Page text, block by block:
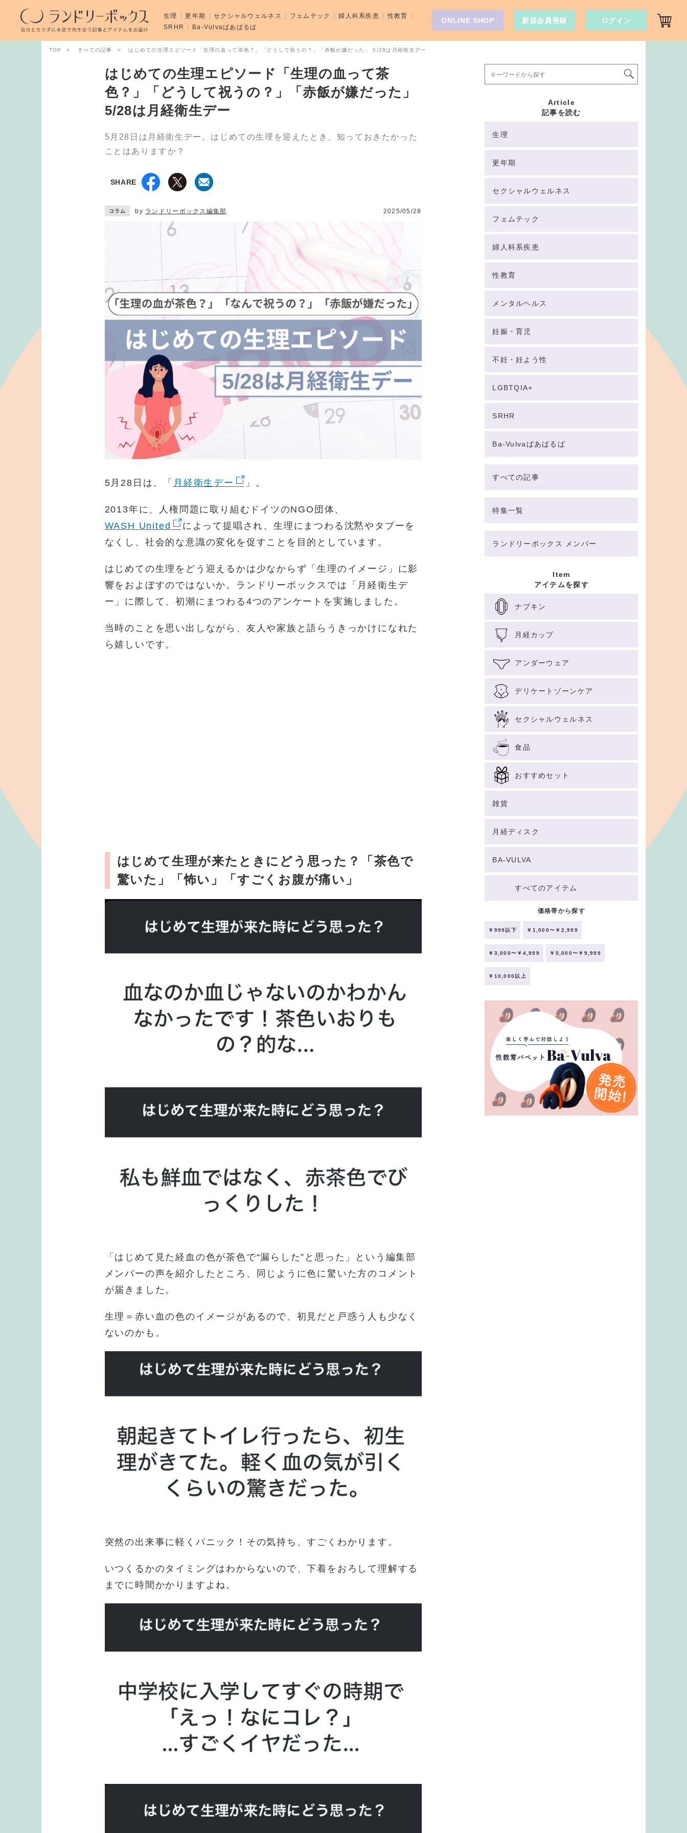
TOP すべての記事 はじめての生理エピソード「生理の血って茶色？」「どうして祝うの？」「赤飯が嫌だった」 5/28は月経衛生デー
はじめての生理エピソード「生理の血って茶
色？」「どうして祝うの？」「赤飯が嫌だった」
5/28は月経衛生デー
5月28日は月経衛生デー。はじめての生理を迎えたとき、知っておきたかった
ことはありますか？
SHARE
コラム by ランドリーボックス編集部 2025/05/28
5月28日は、「 月経衛生デー 」。
2013年に、人権問題に取り組むドイツのNGO団体、
WASH United
によって提唱され、生理にまつわる沈黙やタブーを
なくし、社会的な意識の変化を促すことを目的としています。
はじめての生理をどう迎えるかは少なからず「生理のイメージ」に影
響をおよぼすのではないか。ランドリーボックスでは「月経衛生デ
ー」に際して、初潮にまつわる4つのアンケートを実施しました。
当時のことを思い出しながら、友人や家族と語らうきっかけになれた
ら嬉しいです。
はじめて生理が来たときにどう思った？「茶色で
驚いた」「怖い」「すごくお腹が痛い」
「はじめて見た経血の色が茶色で“漏らした”と思った」という編集部
メンバーの声を紹介したところ、同じように色に驚いた方のコメント
が届きました。
生理＝赤い血の色のイメージがあるので、初見だと戸惑う人も少なく
ないのかも。
突然の出来事に軽くパニック！その気持ち、すごくわかります。
いつくるかのタイミングはわからないので、下着をおろして理解する
までに時間かかりますよね。
Article
記事を読む
生理
更年期
セクシャルウェルネス
フェムテック
婦人科系疾患
性教育
メンタルヘルス
妊娠・育児
不妊・妊よう性
LGBTQIA+
SRHR
Ba-Vulvaばあばるば
すべての記事
特集一覧
ランドリーボックス メンバー
Item
アイテムを探す
ナプキン
月経カップ
アンダーウェア
デリケートゾーンケア
セクシャルウェルネス
食品
おすすめセット
雑貨
月経ディスク
BA-VULVA
すべてのアイテム
価格帯から探す
￥999以下 ￥1,000〜￥2,999
￥3,000〜￥4,999 ￥5,000〜￥9,999
￥10,000以上
生理 更年期 セクシャルウェルネス フェムテック 婦人科系疾患
性教育
SRHR
Ba-Vulvaばあばるば
ONLINE SHOP 新規会員登録 ログイン